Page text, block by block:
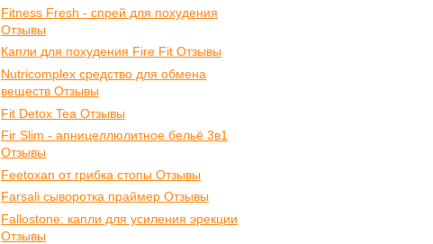
Fitness Fresh - спрей для похудения
Отзывы
Капли для похудения Fire Fit Отзывы
Nutricomplex средство для обмена
веществ Отзывы
Fit Detox Tea Отзывы
Fir Slim - апницеллюлитное бельё 3в1
Отзывы
Feetoxan от грибка стопы Отзывы
Farsali cыворотка праймер Отзывы
Fallostone: капли для усиления эрекции
Отзывы